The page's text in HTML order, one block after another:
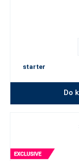
starter
Do